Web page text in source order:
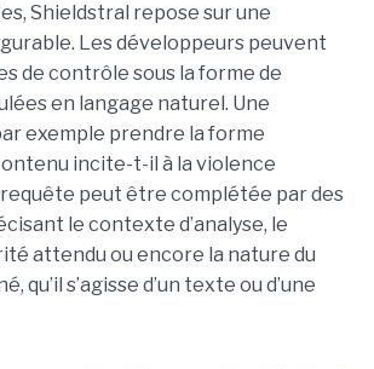
Shieldstral repose sur une
Les développeurs peuvent
de contrôle sous la forme de
en langage naturel. Une
exemple prendre la forme
incite-t-il à la violence
requête peut être complétée par des
le contexte d’analyse, le
attendu ou encore la nature du
qu’il s’agisse d’un texte ou d’une